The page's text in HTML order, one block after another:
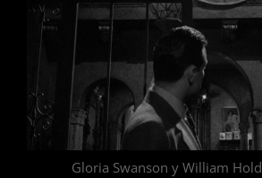
Gloria Swanson y William